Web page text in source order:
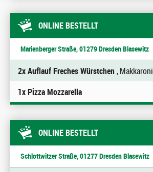
ONLINE BESTELLT
Marienberger Straße, 01279 Dresden Blasewitz
2x Auflauf Freches Würstchen, Makkaroni
1x Pizza Mozzarella
ONLINE BESTELLT
Schlottwitzer Straße, 01277 Dresden Blasewitz